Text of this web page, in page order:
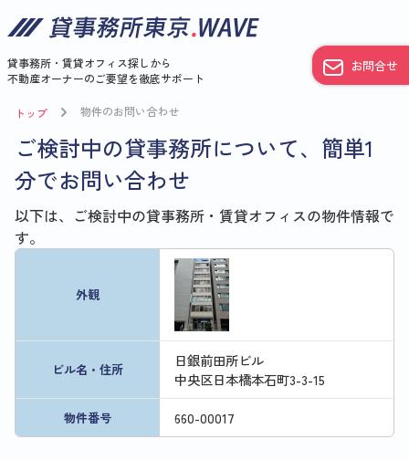
貸事務所・賃貸オフィス探しから
不動産オーナーのご要望を徹底サポート
お問合せ
トップ 物件のお問い合わせ
ご検討中の貸事務所について、簡単1
分でお問い合わせ
以下は、ご検討中の貸事務所・賃貸オフィスの物件情報で
す。
外観
ビル名・住所
日銀前田所ビル
中央区日本橋本石町3-3-15
物件番号 660-00017